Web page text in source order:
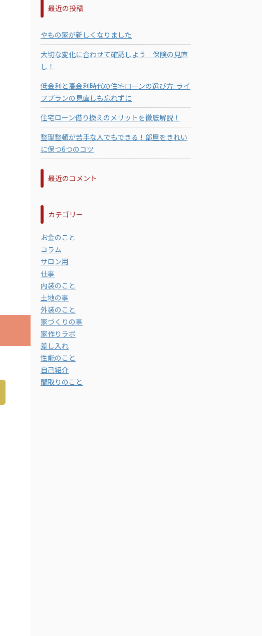
最近の投稿
やもの家が新しくなりました
大切な変化に合わせて確認しよう 保険の見直
し！
低金利と高金利時代の住宅ローンの選び方: ライ
フプランの見直しも忘れずに
住宅ローン借り換えのメリットを徹底解説！
整理整頓が苦手な人でもできる！部屋をきれい
に保つ6つのコツ
最近のコメント
カテゴリー
お金のこと
コラム
サロン用
仕事
内装のこと
土地の事
外装のこと
家づくりの事
家作りラボ
差し入れ
性能のこと
自己紹介
間取りのこと